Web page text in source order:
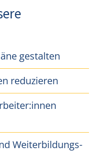
gestalten
reduzieren
Weiterbildungs-